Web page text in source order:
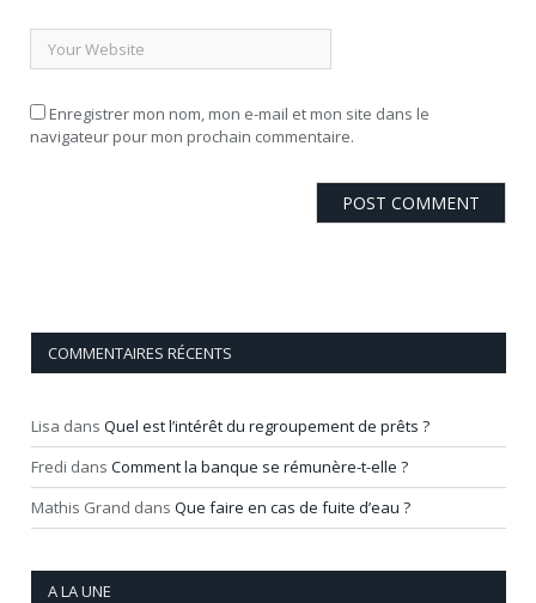
Enregistrer mon nom, mon e-mail et mon site dans le
navigateur pour mon prochain commentaire.
COMMENTAIRES RÉCENTS
Lisa dans Quel est l’intérêt du regroupement de prêts ?
Fredi dans Comment la banque se rémunère-t-elle ?
Mathis Grand dans Que faire en cas de fuite d’eau ?
A LA UNE